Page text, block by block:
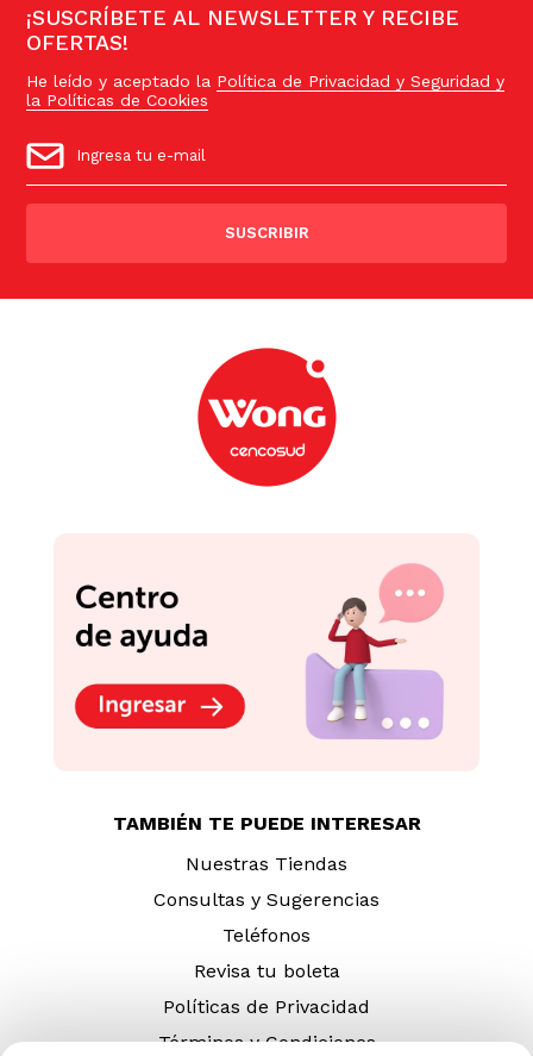
¡SUSCRÍBETE AL NEWSLETTER Y RECIBE
OFERTAS!
He leído y aceptado la Política de Privacidad y Seguridad y
la Políticas de Cookies
SUSCRIBIR
TAMBIÉN TE PUEDE INTERESAR
Nuestras Tiendas
Consultas y Sugerencias
Teléfonos
Revisa tu boleta
Políticas de Privacidad
Términos y Condiciones